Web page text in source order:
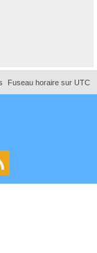
Fuseau horaire sur UTC